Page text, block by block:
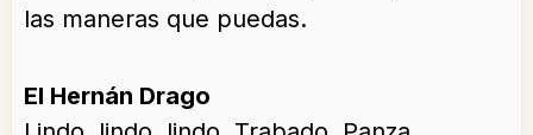
las maneras que puedas.
El Hernán Drago